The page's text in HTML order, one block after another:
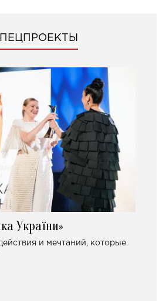
України»
и мечтаний, которые